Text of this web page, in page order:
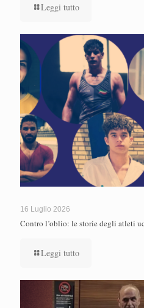
Leggi tutto
16 Luglio 2026
Contro l’oblio: le storie degli atleti
Leggi tutto